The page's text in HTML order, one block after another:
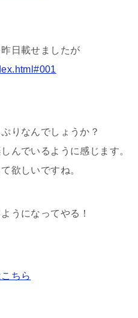
日載せましたが
りなんでしょうか？
んでいるように感じます。
欲しいですね。
うになってやる！
ちら